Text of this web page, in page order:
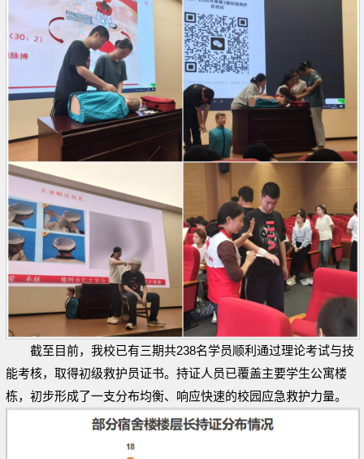
截至目前，我校已有三期共238名学员顺利通过理论考试与技
能考核，取得初级救护员证书。持证人员已覆盖主要学生公寓楼
栋，初步形成了一支分布均衡、响应快速的校园应急救护力量。